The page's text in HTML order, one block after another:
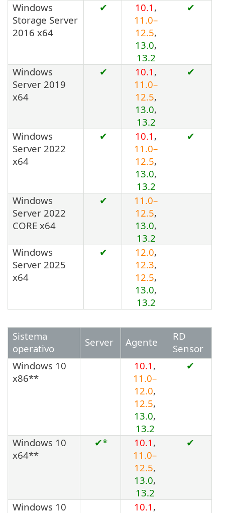
Windows
Storage Server
2016 x64
✔ 10.1 ,
11.0–
12.5,
13.0,
13.2
✔
Windows
Server 2019
x64
✔ 10.1 ,
11.0–
12.5,
13.0,
13.2
✔
Windows
Server 2022
x64
✔ 10.1 ,
11.0–
12.5,
13.0,
13.2
✔
Windows
Server 2022
CORE x64
✔
11.0–
12.5,
13.0,
13.2
Windows
Server 2025
x64
✔ 12.0,
12.3,
12.5,
13.0,
13.2
Sistema
operativo
Server Agente
RD
Sensor
Windows 10
x86**
10.1 ,
11.0–
12.0,
12.5,
13.0,
13.2
✔
Windows 10
x64**
✔* 10.1 ,
11.0–
12.5,
13.0,
13.2
✔
Windows 10
10.1 ,